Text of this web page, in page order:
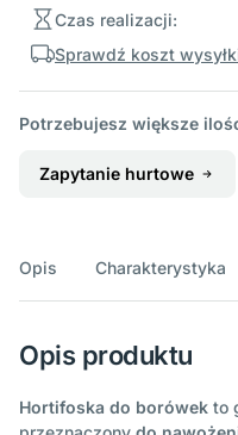
Czas realizacji:
Sprawdź koszt
Potrzebujesz większe
Zapytanie hurtowe
Opis Charakterystyka
Opis produktu
Hortifoska do borówek to